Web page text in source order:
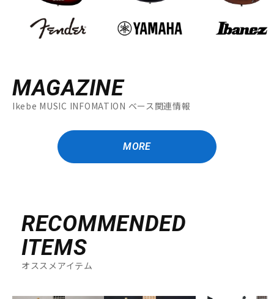
MAGAZINE
Ikebe MUSIC INFOMATION ベース関連情報
MORE
RECOMMENDED
ITEMS
オススメアイテム